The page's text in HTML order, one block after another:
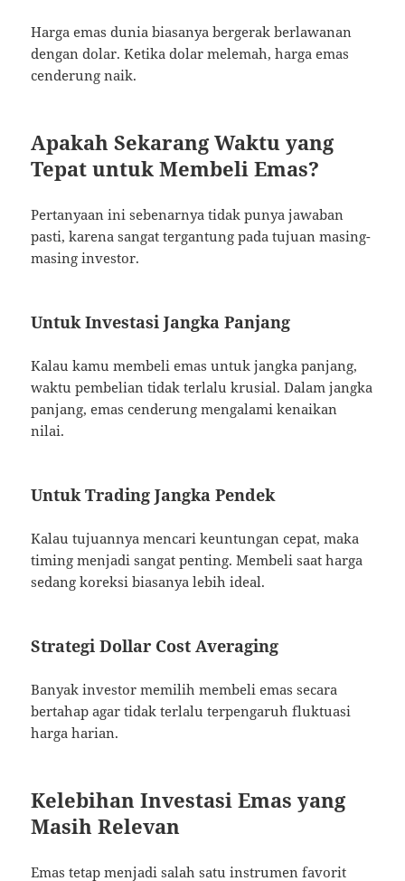
Harga emas dunia biasanya bergerak berlawanan
dengan dolar. Ketika dolar melemah, harga emas
cenderung naik.
Apakah Sekarang Waktu yang
Tepat untuk Membeli Emas?
Pertanyaan ini sebenarnya tidak punya jawaban
pasti, karena sangat tergantung pada tujuan masing-
masing investor.
Untuk Investasi Jangka Panjang
Kalau kamu membeli emas untuk jangka panjang,
waktu pembelian tidak terlalu krusial. Dalam jangka
panjang, emas cenderung mengalami kenaikan
nilai.
Untuk Trading Jangka Pendek
Kalau tujuannya mencari keuntungan cepat, maka
timing menjadi sangat penting. Membeli saat harga
sedang koreksi biasanya lebih ideal.
Strategi Dollar Cost Averaging
Banyak investor memilih membeli emas secara
bertahap agar tidak terlalu terpengaruh fluktuasi
harga harian.
Kelebihan Investasi Emas yang
Masih Relevan
Emas tetap menjadi salah satu instrumen favorit